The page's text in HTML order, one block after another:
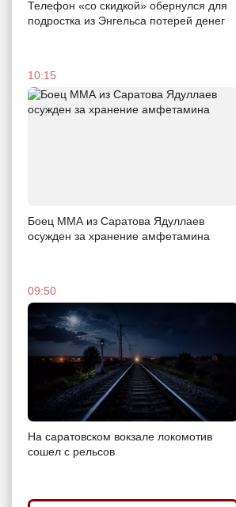
Телефон «со скидкой» обернулся для
подростка из Энгельса потерей денег
10:15
Боец ММА из Саратова Ядуллаев
осужден за хранение амфетамина
09:50
На саратовском вокзале локомотив
сошел с рельсов